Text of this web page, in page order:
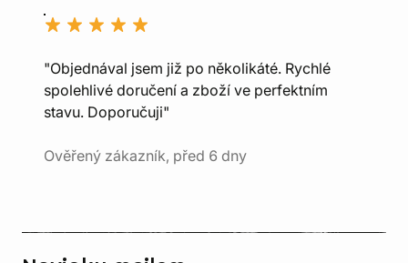
"Objednával jsem již po několikáté. Rychlé
spolehlivé doručení a zboží ve perfektním
stavu. Doporučuji"
Ověřený zákazník, před 6 dny